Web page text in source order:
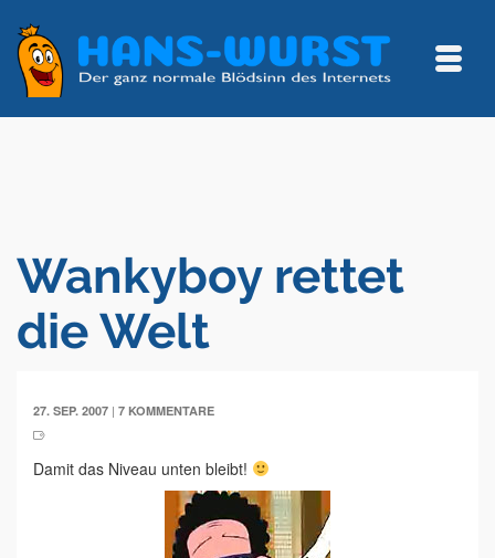
Wankyboy rettet
die Welt
27. SEP. 2007 | 7 KOMMENTARE
Damit das Niveau unten bleibt!